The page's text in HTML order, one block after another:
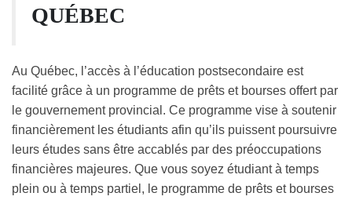
QUÉBEC
Au Québec, l’accès à l’éducation postsecondaire est
facilité grâce à un programme de prêts et bourses offert par
le gouvernement provincial. Ce programme vise à soutenir
financièrement les étudiants afin qu’ils puissent poursuivre
leurs études sans être accablés par des préoccupations
financières majeures. Que vous soyez étudiant à temps
plein ou à temps partiel, le programme de prêts et bourses